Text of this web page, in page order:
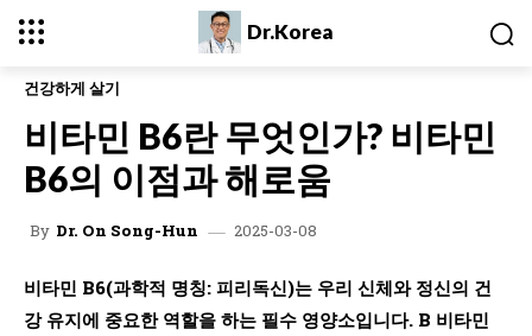
Dr.Korea
건강하게 살기
비타민 B6란 무엇인가? 비타민
B6의 이점과 해로움
By Dr. On Song-Hun 2025-03-08
비타민 B6(과학적 명칭: 피리독신)는 우리 신체와 정신의 건
강 유지에 중요한 역할을 하는 필수 영양소입니다. B 비타민